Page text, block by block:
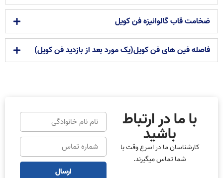
ضخامت قاب گالوانیزه فن کویل
فاصله فین های فن کویل(یک مورد بعد از بازدید فن کویل)
با ما در ارتباط
باشید
کارشناسان ما در اسرع وقت با
شما تماس میگیرند.
ارسال